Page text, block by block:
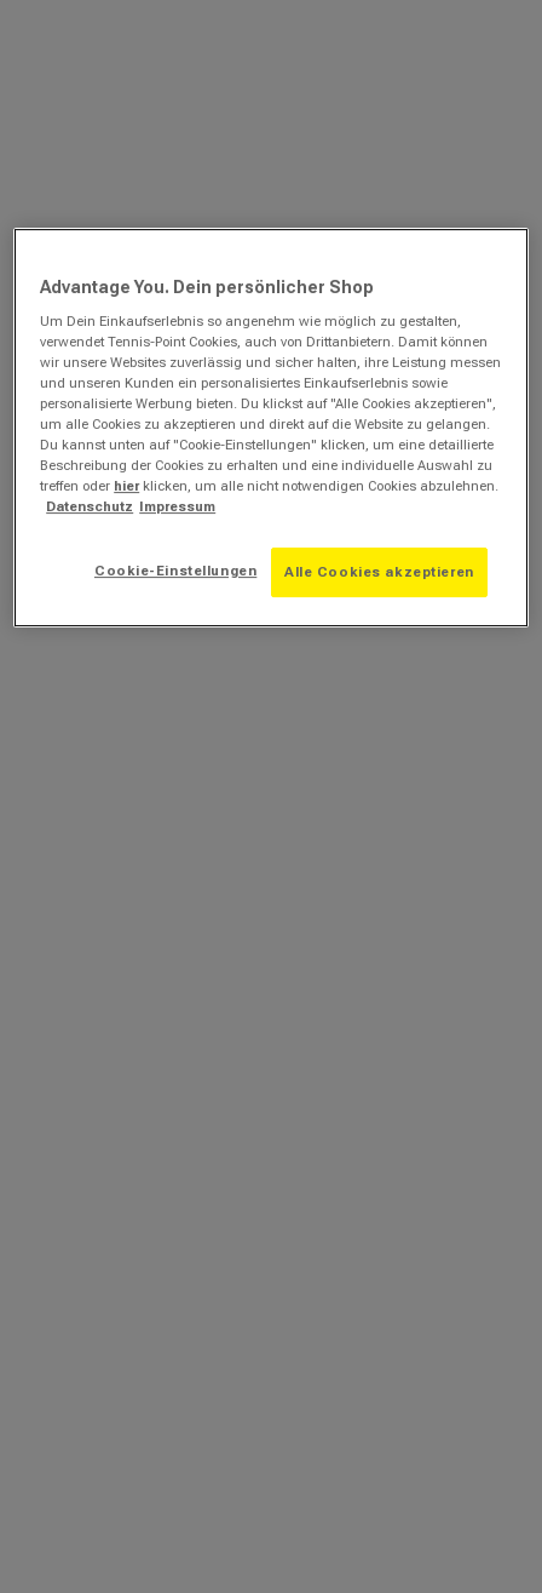
Advantage You. Dein persönlicher Shop
Um Dein Einkaufserlebnis so angenehm wie möglich zu gestalten,
verwendet Tennis-Point Cookies, auch von Drittanbietern. Damit können
wir unsere Websites zuverlässig und sicher halten, ihre Leistung messen
und unseren Kunden ein personalisiertes Einkaufserlebnis sowie
personalisierte Werbung bieten. Du klickst auf "Alle Cookies akzeptieren",
um alle Cookies zu akzeptieren und direkt auf die Website zu gelangen.
Du kannst unten auf "Cookie-Einstellungen" klicken, um eine detaillierte
Beschreibung der Cookies zu erhalten und eine individuelle Auswahl zu
treffen oder hierklicken, um alle nicht notwendigen Cookies abzulehnen.
Datenschutz Impressum
Cookie-Einstellungen Alle Cookies akzeptieren